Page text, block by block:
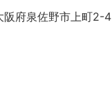
阪府泉佐野市上町2-4